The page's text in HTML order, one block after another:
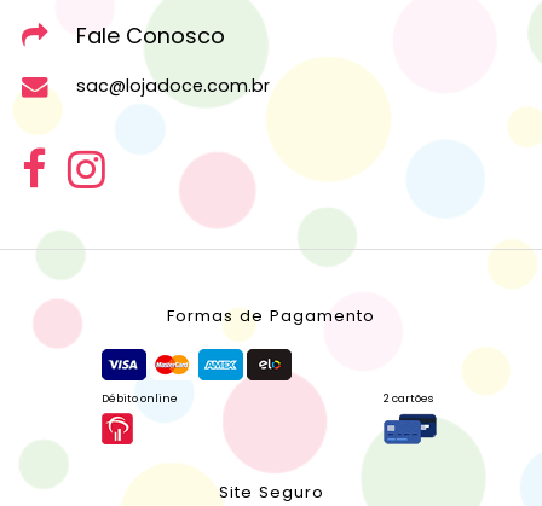
Fale Conosco
sac@lojadoce.com.br
Formas de Pagamento
Débito online 2 cartões
Site Seguro